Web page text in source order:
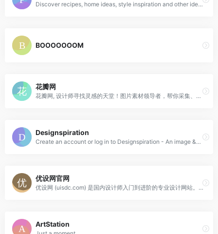
Discover recipes, home ideas, style inspiration and other ideas to try.
BOOOOOOOM
花瓣网
花瓣网, 设计师寻找灵感的天堂！图片素材领导者，帮你采集、发现网络上你喜欢的事物。你可以用它收集灵感,保存有用的素材,计划旅行,晒晒自己想要的东西
Designspiration
Create an account or log in to Designspiration - An image &amp; color search engine for creating mood boards and finding art, design, logos, photography, app &amp; ui inspiration
优设网官网
优设网 (uisdc.com) 是国内设计师入门到进阶的专业设计网站。设计内容全面及时，全网粉丝过千万。专注前沿设计趋势和设计方法论，拥有原创独家设计内容和设计师网站导航。提供灵感素材、UI设计、平面设计、网页设计、电商设计、设计软件、SDC网站推荐。
ArtStation